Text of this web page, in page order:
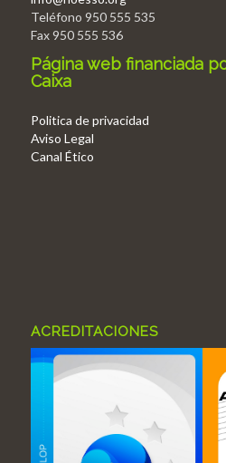
Teléfono 950 555 535
Fax 950 555 536
Página web financiada
Caixa
Politica de privacidad
Aviso Legal
Canal Ético
ACREDITACIONES